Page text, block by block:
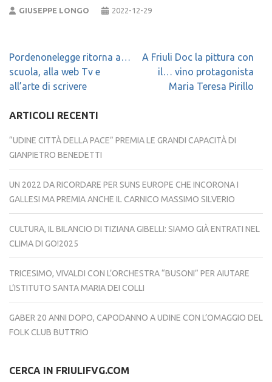
GIUSEPPE LONGO 2022-12-29
Navigazione
articoli
Pordenonelegge ritorna a…
scuola, alla web Tv e
all’arte di scrivere
A Friuli Doc la pittura con
il… vino protagonista
Maria Teresa Pirillo
ARTICOLI RECENTI
“UDINE CITTÀ DELLA PACE” PREMIA LE GRANDI CAPACITÀ DI
GIANPIETRO BENEDETTI
UN 2022 DA RICORDARE PER SUNS EUROPE CHE INCORONA I
GALLESI MA PREMIA ANCHE IL CARNICO MASSIMO SILVERIO
CULTURA, IL BILANCIO DI TIZIANA GIBELLI: SIAMO GIÀ ENTRATI NEL
CLIMA DI GO!2025
TRICESIMO, VIVALDI CON L’ORCHESTRA “BUSONI” PER AIUTARE
L’ISTITUTO SANTA MARIA DEI COLLI
GABER 20 ANNI DOPO, CAPODANNO A UDINE CON L’OMAGGIO DEL
FOLK CLUB BUTTRIO
CERCA IN FRIULIFVG.COM